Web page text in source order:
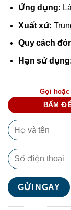
Ứng dụng:
Xuất xứ:
Quy cách
Hạn sử
Gọi
BẤM